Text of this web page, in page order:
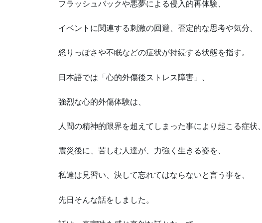
フラッシュバックや悪夢による侵入的再体験、
イベントに関連する刺激の回避、否定的な思考や気分、
怒りっぽさや不眠などの症状が持続する状態を指す。
日本語では「心的外傷後ストレス障害」、
強烈な心的外傷体験は、
人間の精神的限界を超えてしまった事により起こる症状、
震災後に、苦しむ人達が、力強く生きる姿を、
私達は見習い、決して忘れてはならないと言う事を、
先日そんな話をしました。